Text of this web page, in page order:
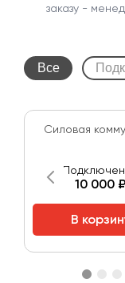
заказу -
Все
Cиловая
10 000 ₽
В